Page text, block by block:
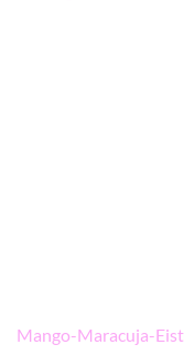
Mango-Maracuja-